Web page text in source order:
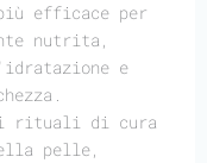
efficace per
nutrita,
e
rituali di cura
pelle,